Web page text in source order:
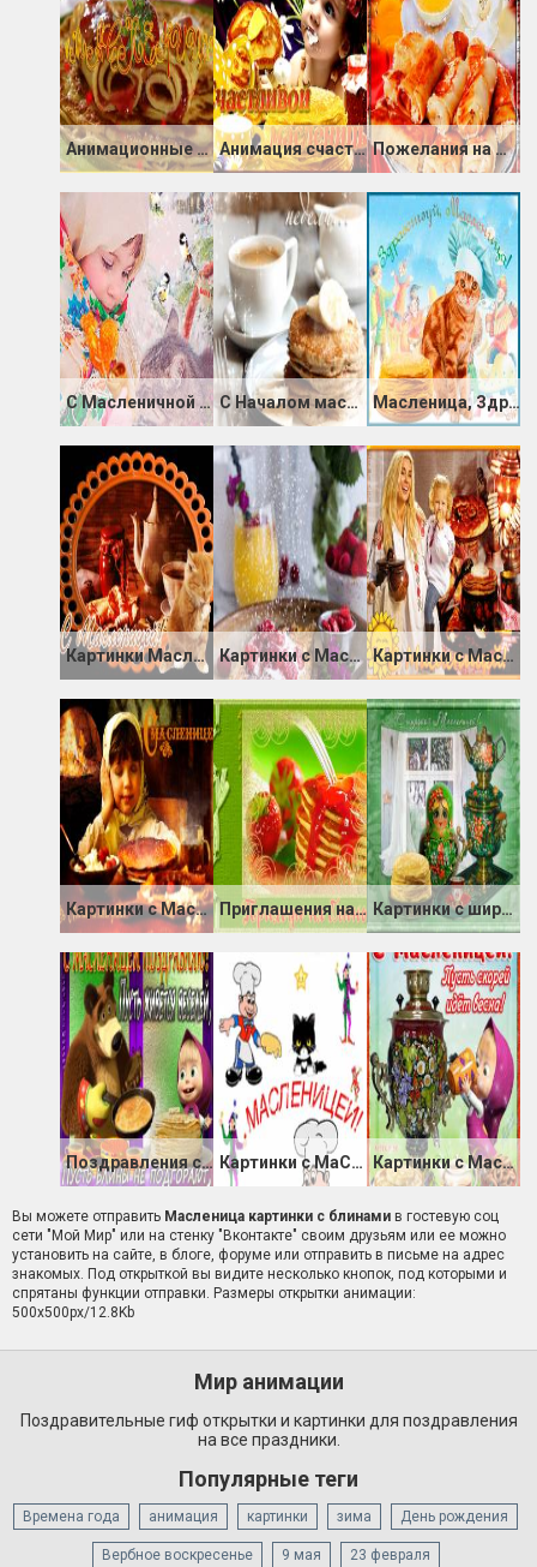
Анимационные картинки Масленица Анимация счастливой Масленицы Пожелания на Масленицу 2020
С Масленичной неделей С Началом масленичной недели Масленица, Здравствуй
Картинки Масленица с котом Картинки с Масленицей для одноклассников Картинки с Масленицей скачать бесплатно
Картинки с Масленицей Приглашения на блины Картинки с широкой Масленицей
Поздравления с Масленицей 2020 в открытках Картинки с МаСлЕнИцЕй прикольные Картинки с Масленицей для детей
Вы можете отправить Масленица картинки с блинами в гостевую соц
сети "Мой Мир" или на стенку "Вконтакте" своим друзьям или ее можно
установить на сайте, в блоге, форуме или отправить в письме на адрес
знакомых. Под открыткой вы видите несколько кнопок, под которыми и
спрятаны функции отправки. Размеры открытки анимации:
500x500px/12.8Kb
Мир анимации
Поздравительные гиф открытки и картинки для поздравления
на все праздники.
Популярные теги
Времена года анимация картинки зима День рождения
Вербное воскресенье 9 мая 23 февраля